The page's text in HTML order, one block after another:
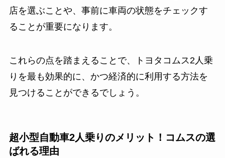
店を選ぶことや、事前に車両の状態をチェックす
ることが重要になります。
これらの点を踏まえることで、トヨタコムス2人乗
りを最も効果的に、かつ経済的に利用する方法を
見つけることができるでしょう。
超小型自動車2人乗りのメリット！コムスの選
ばれる理由